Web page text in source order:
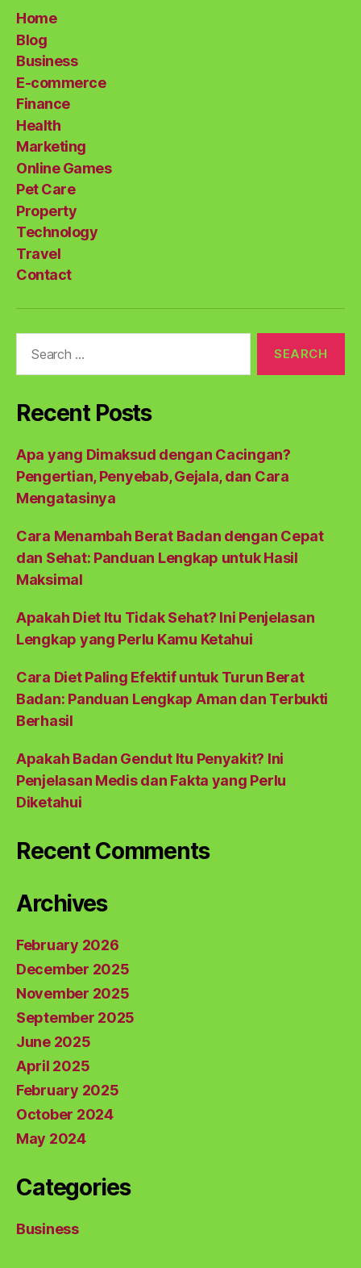
Home
Blog
Business
E-commerce
Finance
Health
Marketing
Online Games
Pet Care
Property
Technology
Travel
Contact
Recent Posts
Apa yang Dimaksud dengan Cacingan?
Pengertian, Penyebab, Gejala, dan Cara
Mengatasinya
Cara Menambah Berat Badan dengan Cepat
dan Sehat: Panduan Lengkap untuk Hasil
Maksimal
Apakah Diet Itu Tidak Sehat? Ini Penjelasan
Lengkap yang Perlu Kamu Ketahui
Cara Diet Paling Efektif untuk Turun Berat
Badan: Panduan Lengkap Aman dan Terbukti
Berhasil
Apakah Badan Gendut Itu Penyakit? Ini
Penjelasan Medis dan Fakta yang Perlu
Diketahui
Recent Comments
Archives
February 2026
December 2025
November 2025
September 2025
June 2025
April 2025
February 2025
October 2024
May 2024
Categories
Business